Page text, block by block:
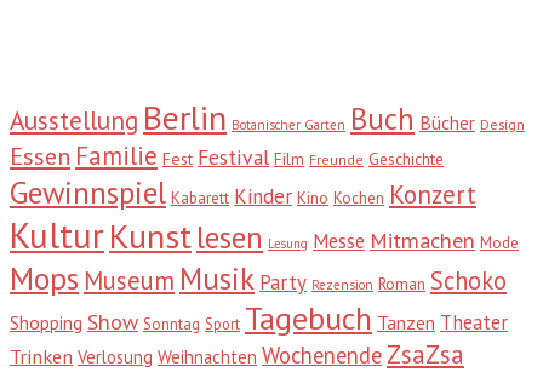
Ausstellung Berlin Botanischer Garten Buch Bücher Design
Essen Familie Fest Festival Film Freunde Geschichte
Gewinnspiel Kabarett Kinder Kino Kochen Konzert
KulturKunstlesen Lesung Messe Mitmachen Mode
Mops Museum Musik Party Rezension Roman Schoko
Shopping Show Sonntag Sport Tagebuch Tanzen Theater
Trinken Verlosung Weihnachten Wochenende ZsaZsa